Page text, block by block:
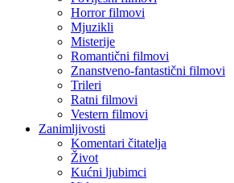
Horror filmovi
Mjuzikli
Misterije
Romantični filmovi
Znanstveno-fantastični filmovi
Trileri
Ratni filmovi
Vestern filmovi
Zanimljivosti
Komentari čitatelja
Život
Kućni ljubimci